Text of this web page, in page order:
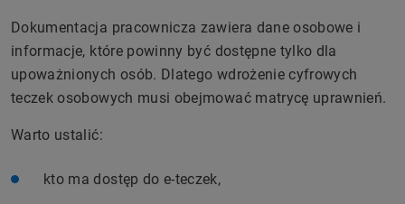
Dokumentacja pracownicza zawiera dane osobowe i
informacje, które powinny być dostępne tylko dla
upoważnionych osób. Dlatego wdrożenie cyfrowych
teczek osobowych musi obejmować matrycę uprawnień.
Warto ustalić:
kto ma dostęp do e-teczek,